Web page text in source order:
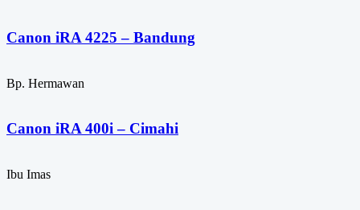
Canon iRA 4225 – Bandung
Bp. Hermawan
Canon iRA 400i – Cimahi
Ibu Imas